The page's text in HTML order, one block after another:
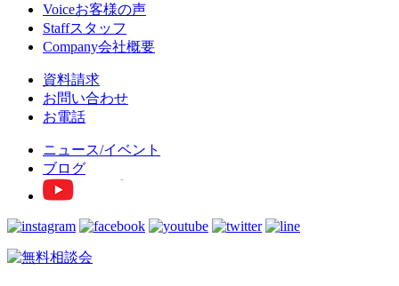
Voiceお客様の声
Staffスタッフ
Company会社概要
資料請求
お問い合わせ
お電話
ニュース/イベント
ブログ